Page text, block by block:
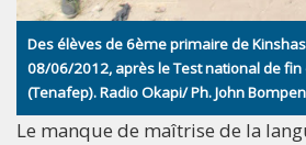
Des élèves de 6ème primaire de
08/06/2012, après le Test national de fin
(Tenafep). Radio Okapi/ Ph. John
Le manque de maîtrise de la